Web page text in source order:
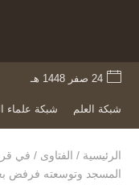
24 صفر 1448 هـ
شبكة العلم شبكة علماء
الرئيسية / الفتاوى / في
المسجد وتوسعته فرفض